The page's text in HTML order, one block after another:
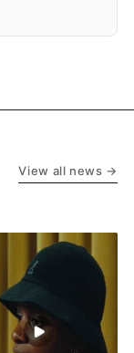
View all news →